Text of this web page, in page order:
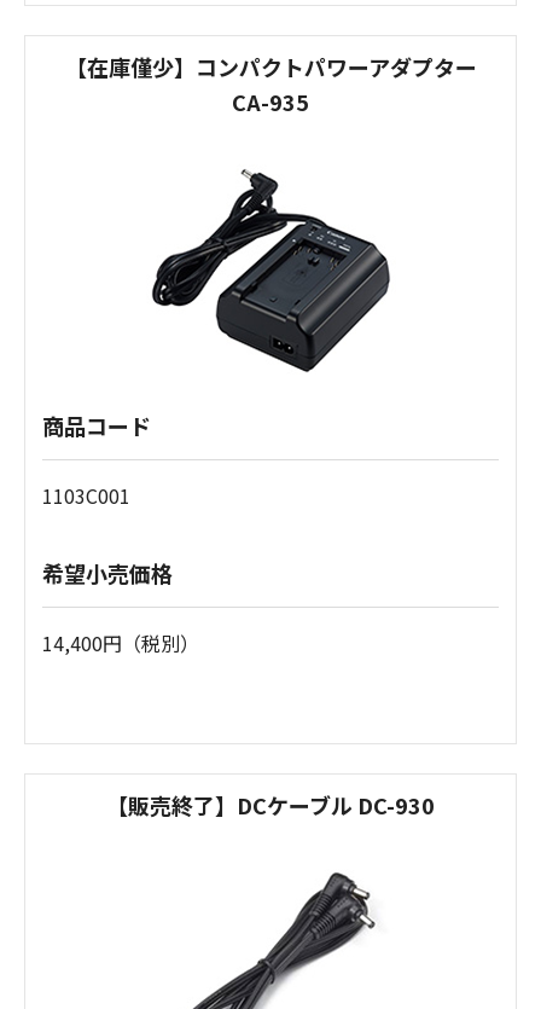
【在庫僅少】コンパクトパワーアダプター
CA-935
商品コード
1103C001
希望小売価格
14,400円（税別）
【販売終了】DCケーブル DC-930